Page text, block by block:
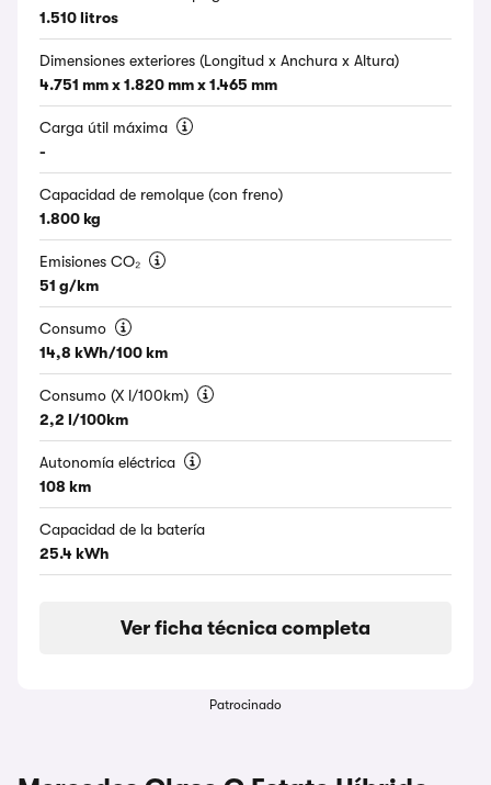
1.510 litros
Dimensiones exteriores (Longitud x Anchura x Altura)
4.751 mm x 1.820 mm x 1.465 mm
Carga útil máxima
-
Capacidad de remolque (con freno)
1.800 kg
Emisiones CO₂
51 g/km
Consumo
14,8 kWh/100 km
Consumo (X l/100km)
2,2 l/100km
Autonomía eléctrica
108 km
Capacidad de la batería
25.4 kWh
Ver ficha técnica completa
Patrocinado